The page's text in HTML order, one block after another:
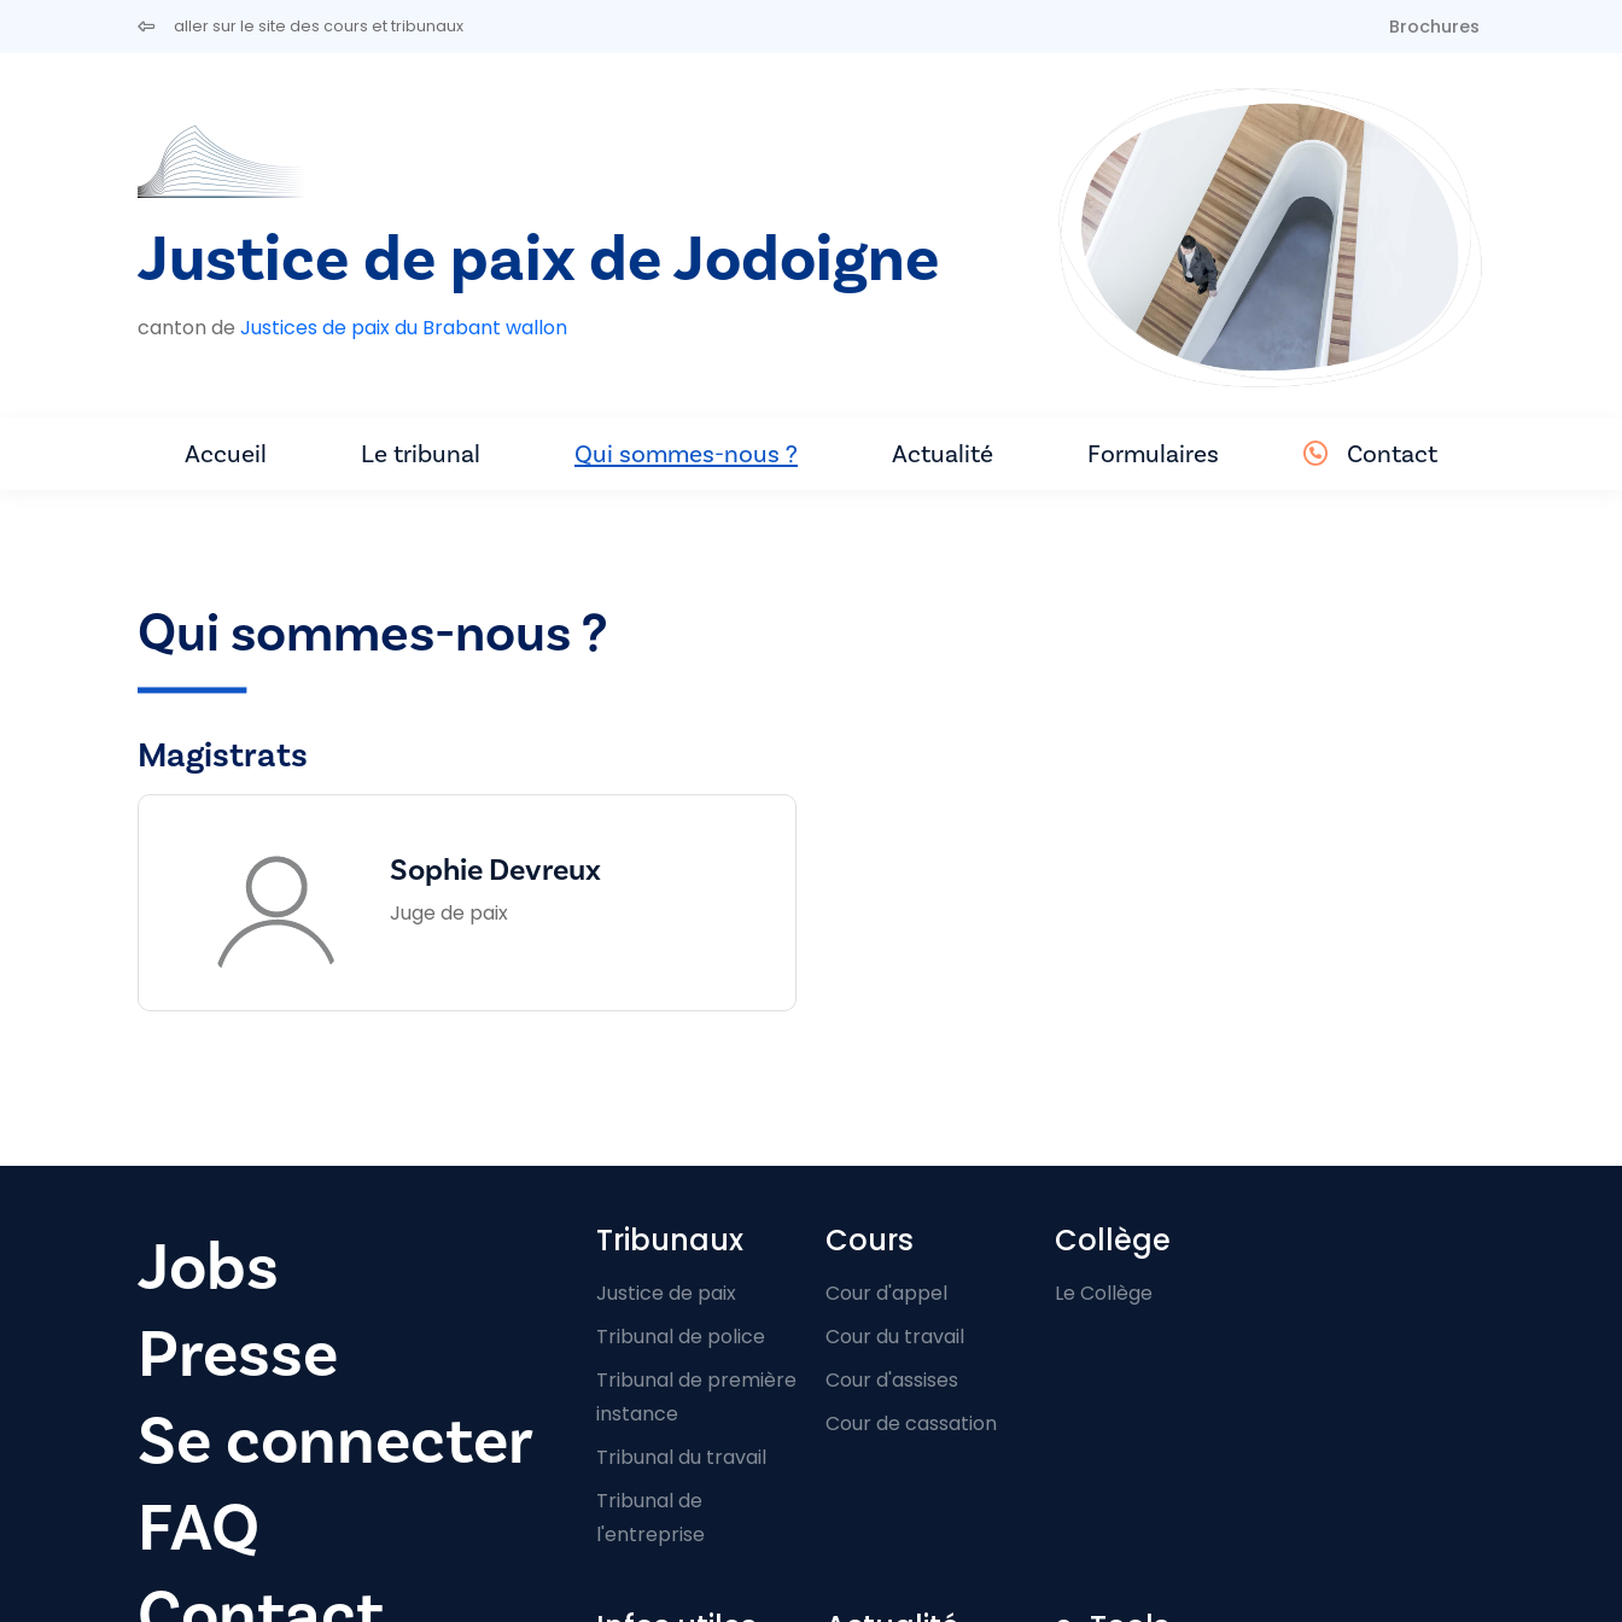
Aller au contenu principalaller sur le site des cours et tribunaux Brochures
Justice de paix de Jodoigne
canton de Justices de paix du Brabant wallon
Accueil Le tribunal Qui sommes-nous ? Actualité Formulaires Contact
Qui sommes-nous ?
Magistrats
Sophie Devreux
Juge de paix
Jobs
Presse
Se connecter
FAQ
Footer-menu
Tribunaux
Justice de paix
Tribunal de police
Tribunal de première
instance
Tribunal du travail
Tribunal de
l'entreprise
Cours
Cour d'appel
Cour du travail
Cour d'assises
Cour de cassation
Collège
Le Collège